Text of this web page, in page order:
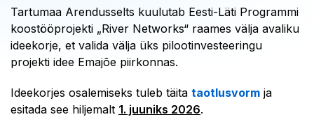
Tartumaa Arendusselts kuulutab Eesti-Läti Programmi
koostööprojekti „River Networks“ raames välja avaliku
ideekorje, et valida välja üks pilootinvesteeringu
projekti idee Emajõe piirkonnas.
Ideekorjes osalemiseks tuleb täita taotlusvorm ja
esitada see hiljemalt 1. juuniks 2026.